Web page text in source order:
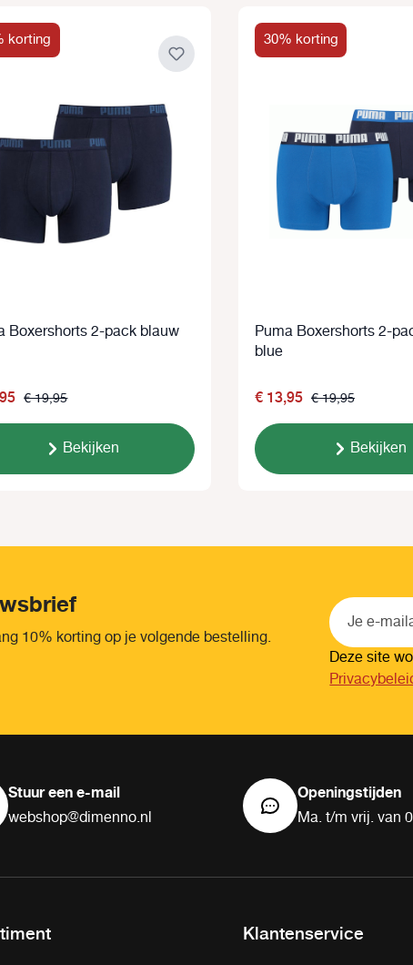
korting
Boxershorts 2-pack blauw
€ 19,95
Bekijken
30% korting
Puma Boxershorts 2-
blue
€ 13,95 € 19,95
Bekijken
10% korting op je volgende bestelling.
Deze site
Stuur een e-mail
webshop@dimenno.nl
Openingstijden
Ma. t/m vrij. van
Klantenservice